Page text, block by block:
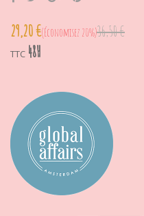
29,20 € Économisez 20%36,50 €
TTC 48H